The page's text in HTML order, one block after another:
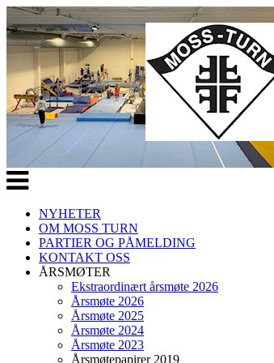
Veksle
navigasjon
NYHETER
OM MOSS TURN
PARTIER OG PÅMELDING
KONTAKT OSS
ÅRSMØTER
Ekstraordinært årsmøte 2026
Årsmøte 2026
Årsmøte 2025
Årsmøte 2024
Årsmøte 2023
Årsmøtepapirer 2019